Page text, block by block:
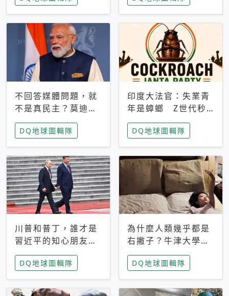
鷹》導演梁皆得
不回答媒體問題，就
不是真民主？莫迪訪
歐拒回答問題 挪威
記者：你怕什麼
DQ地球圖輯隊
印度大法官：失業青
年是蟑螂 Z世代秒
成立「蟑螂人民
黨」，追蹤數是執政
黨兩倍
DQ地球圖輯隊
川普和普丁，誰才是
習近平的知心朋友？
專家：外交話語權掌
握在北京手中
DQ地球圖輯隊
為什麼人類幾乎都是
右撇子？牛津大學：
直立行走、腦容量擴
張成演化關鍵
DQ地球圖輯隊